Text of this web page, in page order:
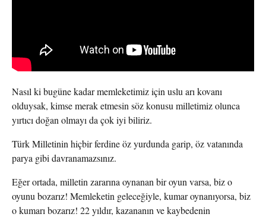
Nasıl ki bugüne kadar memleketimiz için uslu arı kovanı
olduysak, kimse merak etmesin söz konusu milletimiz olunca
yırtıcı doğan olmayı da çok iyi biliriz.
Türk Milletinin hiçbir ferdine öz yurdunda garip, öz vatanında
parya gibi davranamazsınız.
Eğer ortada, milletin zararına oynanan bir oyun varsa, biz o
oyunu bozarız! Memleketin geleceğiyle, kumar oynanıyorsa, biz
o kumarı bozarız! 22 yıldır, kazananın ve kaybedenin